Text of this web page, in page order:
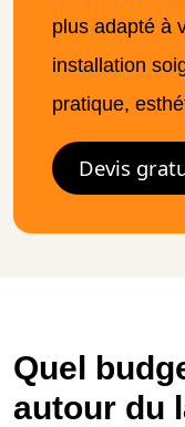
plus adapté à
installation
pratique,
Devis
Quel
autour du